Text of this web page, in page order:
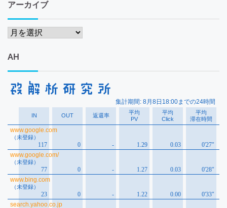
アーカイブ
ア
カ
イ
AH